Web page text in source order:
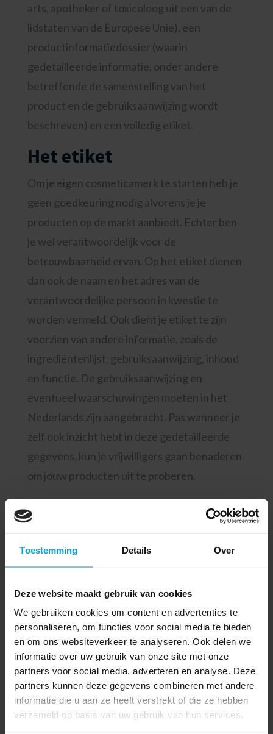
Toestemming Details Over
Deze website maakt gebruik van cookies
We gebruiken cookies om content en advertenties te
personaliseren, om functies voor social media te bieden
en om ons websiteverkeer te analyseren. Ook delen we
informatie over uw gebruik van onze site met onze
partners voor social media, adverteren en analyse. Deze
partners kunnen deze gegevens combineren met andere
informatie die u aan ze heeft verstrekt of die ze hebben
verzameld op basis van uw gebruik van hun services.
arts, apotheker of toxicoloog uit een van de
lidstaten van de Europese Unie), een
productinformatiedossier (waarin
gedetailleerde informatie, onder andere
betreffende de samenstelling van het
product en de gebruiksaanwijzing wordt
beschreven) en een volledig etiket.
Het etiket
Om je eigen cosmeticamerk te starten heb je
geen goedkeuring nodig alvorens je je
producten op de markt aanbiedt. Echter ben
je wel verantwoordelijk voor de
betrouwbaarheid ervan. Op het etiket dienen
dan ook de naam en het adres van de
verantwoordelijke persoon in kwestie te
worden vermeld. Ook dient je etiket te zijn
voorzien van andere informatie, zoals de
ingrediëntenlijst, gebruiksaanwijzing, inhoud
en functie. De gebruiksaanwijzing en
eventueel waarschuwingen moeten in het
Nederlands zijn aangebracht. Pas wanneer je
zelf ook inzicht hebt in deze gedetailleerde
gegevens, kun je vrijwilligers gaan benaderen
om jouw producten uit te proberen.
De verpakking van je
cosmeticaproducten
Wil je je eigen cosmeticalijn starten, dan mag
je marketing en branding niet over het hoofd
zien. Klanten zullen zelfs de meest sterke
producten niet aanschaffen wanneer deze
online en in de schappen van fysieke winkels
niet zichtbaar zijn. Je kunt ervoor kiezen je
verpakking zelf te ontwerpen, maar in de